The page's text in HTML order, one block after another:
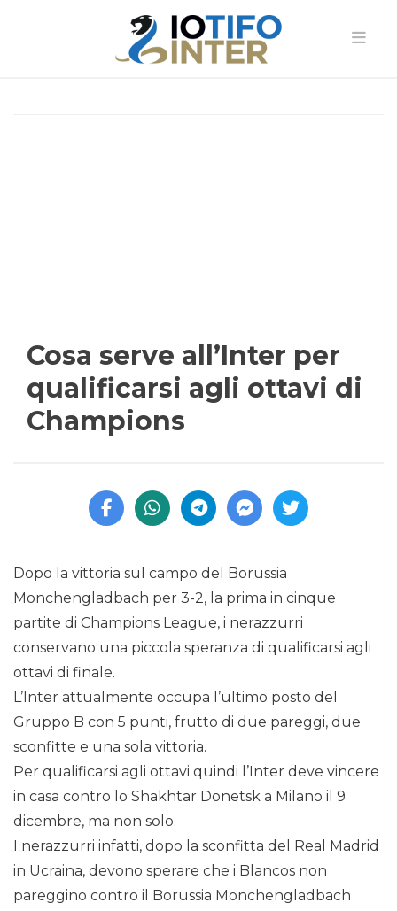
Cosa serve all’Inter per
qualificarsi agli ottavi di
Champions
Dopo la vittoria sul campo del Borussia
Monchengladbach per 3-2, la prima in cinque
partite di Champions League, i nerazzurri
conservano una piccola speranza di qualificarsi agli
ottavi di finale.
L’Inter attualmente occupa l’ultimo posto del
Gruppo B con 5 punti, frutto di due pareggi, due
sconfitte e una sola vittoria.
Per qualificarsi agli ottavi quindi l’Inter deve vincere
in casa contro lo Shakhtar Donetsk a Milano il 9
dicembre, ma non solo.
I nerazzurri infatti, dopo la sconfitta del Real Madrid
in Ucraina, devono sperare che i Blancos non
pareggino contro il Borussia Monchengladbach